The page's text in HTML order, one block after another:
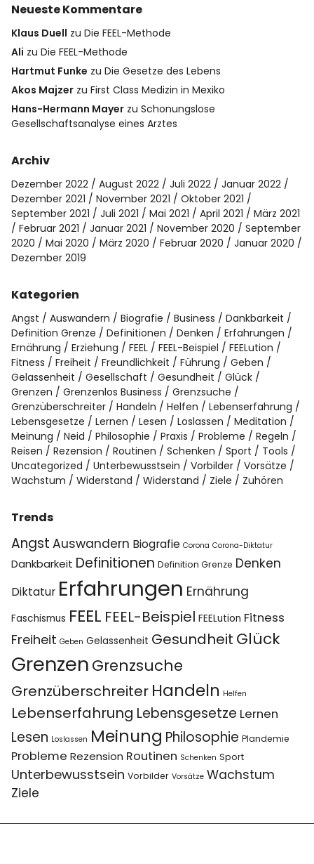
Neueste Kommentare
Klaus Duell zuDie FEEL-Methode
Ali zuDie FEEL-Methode
Hartmut Funke zuDie Gesetze des Lebens
Akos Majzer zuFirst Class Medizin in Mexiko
Hans-Hermann Mayer zuSchonungslose
Gesellschaftsanalyse eines Arztes
Archiv
Dezember 2022 August 2022 Juli 2022
Januar 2022
Dezember 2021
November 2021
Oktober 2021
September 2021
Juli 2021 Mai 2021 April 2021
März 2021
Februar 2021
Januar 2021 November 2020
September
2020
Mai 2020 März 2020 Februar 2020
Januar 2020
Dezember 2019
Kategorien
Angst Auswandern Biografie Business
Dankbarkeit
Definition Grenze
Definitionen Denken
Erfahrungen
Ernährung
Erziehung FEEL FEEL-Beispiel
FEELution
Fitness
Freiheit Freundlichkeit Führung
Geben
Gelassenheit
Gesellschaft Gesundheit
Glück
Grenzen
Grenzenlos Business
Grenzsuche
Grenzüberschreiter
Handeln Helfen
Lebenserfahrung
Lebensgesetze
Lernen Lesen Loslassen
Meditation
Meinung
Neid Philosophie Praxis Probleme
Regeln
Reisen
Rezension Routinen Schenken Sport
Tools
Uncategorized
Unterbewusstsein Vorbilder
Vorsätze
Wachstum
Widerstand Widerstand Ziele Zuhören
Trends
Angst Auswandern Biografie Corona Corona-Diktatur
Dankbarkeit Definitionen Definition Grenze Denken
Diktatur Erfahrungen Ernährung
Faschismus FEEL FEEL-Beispiel FEELution Fitness
Freiheit Geben Gelassenheit Gesundheit Glück
Grenzen Grenzsuche
Grenzüberschreiter Handeln Helfen
Lebenserfahrung Lebensgesetze Lernen
Lesen Loslassen Meinung Philosophie Plandemie
Probleme Rezension Routinen Schenken Sport
Unterbewusstsein Vorbilder Vorsätze Wachstum
Ziele